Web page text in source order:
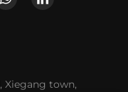
Xiegang town,